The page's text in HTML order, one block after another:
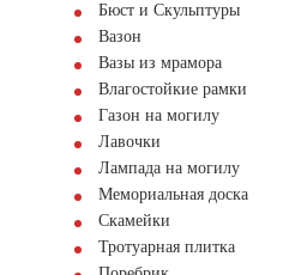
Бюст и Скульптуры
Вазон
Вазы из мрамора
Влагостойкие рамки
Газон на могилу
Лавочки
Лампада на могилу
Мемориальная доска
Скамейки
Тротуарная плитка